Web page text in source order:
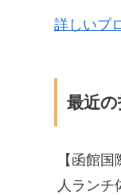
詳しいプ
最近
【函館
人ランチ